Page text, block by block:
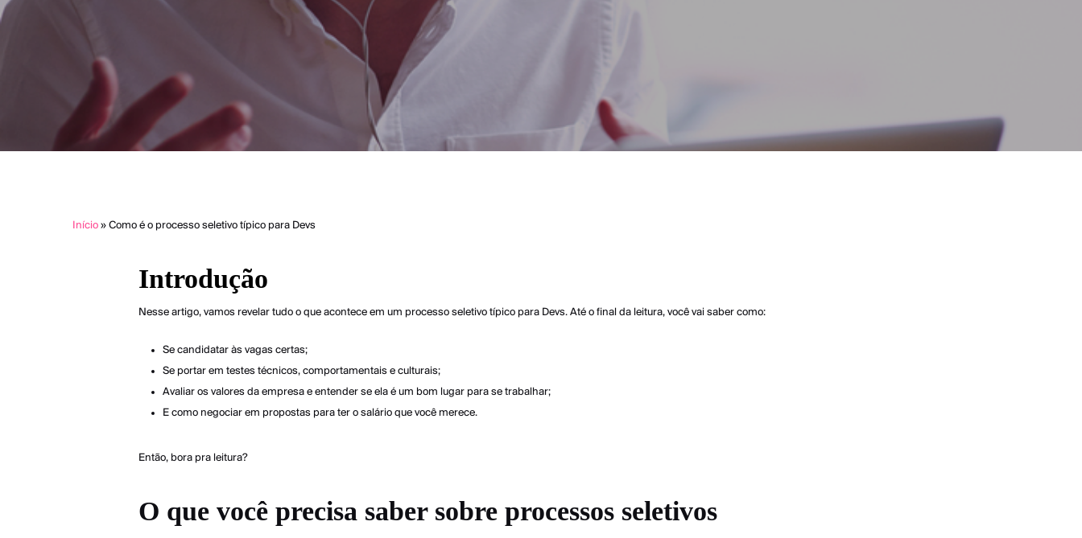
Início » Como é o processo seletivo típico para Devs
Introdução
Nesse artigo, vamos revelar tudo o que acontece em um processo seletivo típico para Devs. Até o final da leitura, você vai saber como:
Se candidatar às vagas certas;
Se portar em testes técnicos, comportamentais e culturais;
Avaliar os valores da empresa e entender se ela é um bom lugar para se trabalhar;
E como negociar em propostas para ter o salário que você merece.
Então, bora pra leitura?
O que você precisa saber sobre processos seletivos